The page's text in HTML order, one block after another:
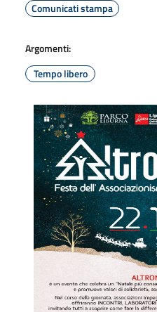
Comunicati stampa
Argomenti:
Tempo libero